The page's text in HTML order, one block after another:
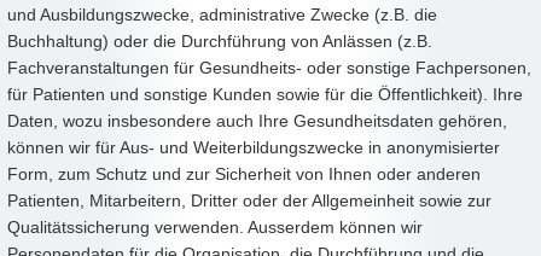
und Ausbildungszwecke, administrative Zwecke (z.B. die
Buchhaltung) oder die Durchführung von Anlässen (z.B.
Fachveranstaltungen für Gesundheits- oder sonstige Fachpersonen,
für Patienten und sonstige Kunden sowie für die Öffentlichkeit). Ihre
Daten, wozu insbesondere auch Ihre Gesundheitsdaten gehören,
können wir für Aus- und Weiterbildungszwecke in anonymisierter
Form, zum Schutz und zur Sicherheit von Ihnen oder anderen
Patienten, Mitarbeitern, Dritter oder der Allgemeinheit sowie zur
Qualitätssicherung verwenden. Ausserdem können wir